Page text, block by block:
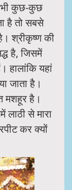
भी कुछ-कुछ
है तो सबसे
श्रीकृष्ण की
है, जिसमें
हालांकि यहां
जाता है।
मशहूर है।
लाठी से मारा
कर क्यों